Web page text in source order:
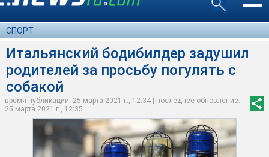
СПОРТ
Итальянский бодибилдер задушил
родителей за просьбу погулять с
собакой
время публикации: 25 марта 2021 г., 12:34 | последнее обновление:
25 марта 2021 г., 12:35